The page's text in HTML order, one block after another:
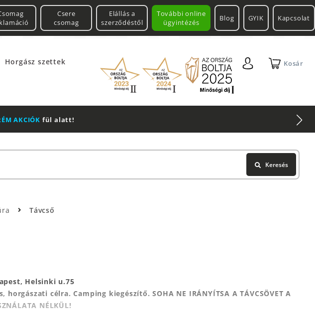
További online
ügyintézés
Csere
csomag
Elállás a
szerződéstől
Blog GYIK Kapcsolat
Horgász szettek Kosár
AKCIÓK fül alatt!
Keresés
Távcső
Helsinki u.75
célra. Camping kiegészítő. SOHA NE IRÁNYÍTSA A TÁVCSÖVET A
NÉLKÜL!